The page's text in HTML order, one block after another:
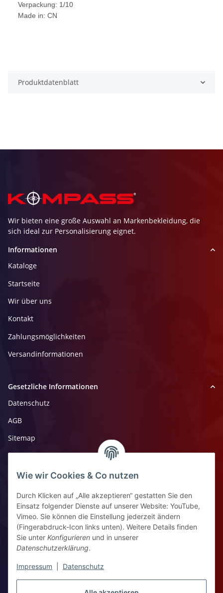
Wie wir Cookies & Co nutzen
Durch Klicken auf „Alle akzeptieren“ gestatten Sie den
Einsatz folgender Dienste auf unserer Website: YouTube,
Vimeo. Sie können die Einstellung jederzeit ändern
(Fingerabdruck-Icon links unten). Weitere Details finden
Sie unter Konfigurieren und in unserer
Datenschutzerklärung.
Impressum Datenschutz
Verpackung: 1/10
Made in: CN
Produktdatenblatt
Wir bieten eine große Auswahl an Markenbekleidung, die
sich ideal zur Personalisierung eignet.
Informationen
Kataloge
Startseite
Wir über uns
Kontakt
Zahlungsmöglichkeiten
Versandinformationen
Gesetzliche Informationen
Datenschutz
AGB
Sitemap
Impressum
Widerrufsrecht
Kontaktinformationen
Ziegelhüttenstr 30, 64832 Babenhausen
+49 6073 7250531
Vertrag widerrufen